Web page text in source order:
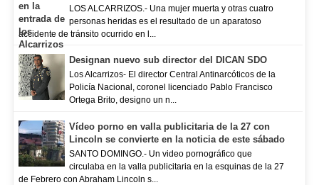
LOS ALCARRIZOS.- Una mujer muerta y otras cuatro
personas heridas es el resultado de un aparatoso
accidente de tránsito ocurrido en l...
Designan nuevo sub director del DICAN SDO
Los Alcarrizos- El director Central Antinarcóticos de la
Policía Nacional, coronel licenciado Pablo Francisco
Ortega Brito, designo un n...
Vídeo porno en valla publicitaria de la 27 con
Lincoln se convierte en la noticia de este sábado
SANTO DOMINGO.- Un video pornográfico que
circulaba en la valla publicitaria en la esquinas de la 27
de Febrero con Abraham Lincoln s...